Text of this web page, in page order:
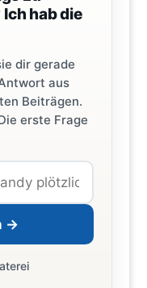
hab die
dir gerade
aus
Beiträgen.
erste Frage
→